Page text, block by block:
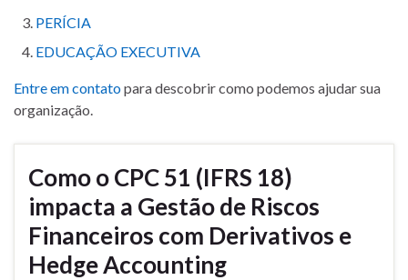
PERÍCIA
EDUCAÇÃO EXECUTIVA
Entre em contatopara descobrir como podemos ajudar sua
organização.
Como o CPC 51 (IFRS 18)
impacta a Gestão de Riscos
Financeiros com Derivativos e
Hedge Accounting